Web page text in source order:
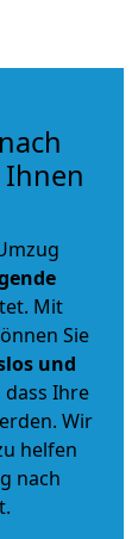
Ihnen
Mit
Sie
und
Ihre
Wir
helfen
nach